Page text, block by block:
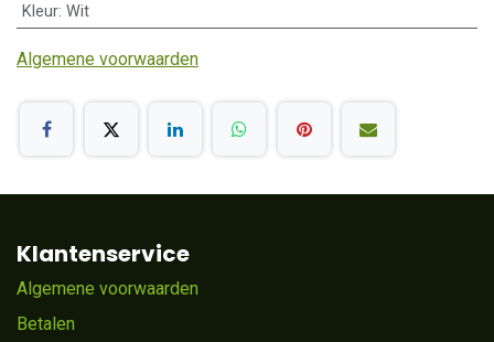
Kleur: Wit
Algemene voorwaarden
Klantenservice
Algemene voorwaarden
Betalen